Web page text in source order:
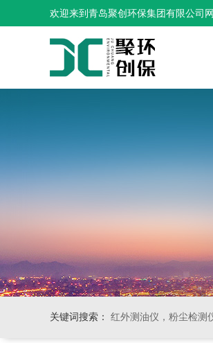
欢迎来到青岛聚创环保集团有限公司网
关键词搜索： 红外测油仪，粉尘检测